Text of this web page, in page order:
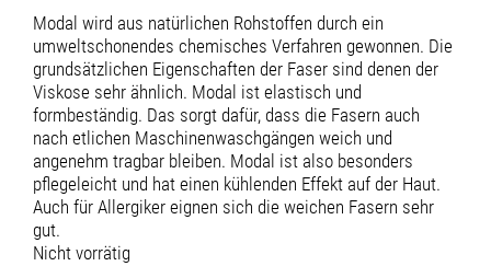
Modal wird aus natürlichen Rohstoffen durch ein
umweltschonendes chemisches Verfahren gewonnen. Die
grundsätzlichen Eigenschaften der Faser sind denen der
Viskose sehr ähnlich. Modal ist elastisch und
formbeständig. Das sorgt dafür, dass die Fasern auch
nach etlichen Maschinenwaschgängen weich und
angenehm tragbar bleiben. Modal ist also besonders
pflegeleicht und hat einen kühlenden Effekt auf der Haut.
Auch für Allergiker eignen sich die weichen Fasern sehr
gut.
Nicht vorrätig